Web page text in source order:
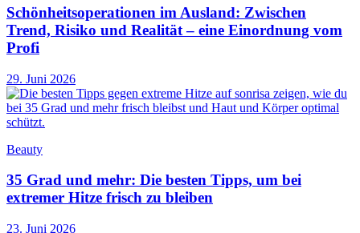
Schönheitsoperationen im Ausland: Zwischen
Trend, Risiko und Realität – eine Einordnung vom
Profi
29. Juni 2026
Beauty
35 Grad und mehr: Die besten Tipps, um bei
extremer Hitze frisch zu bleiben
23. Juni 2026